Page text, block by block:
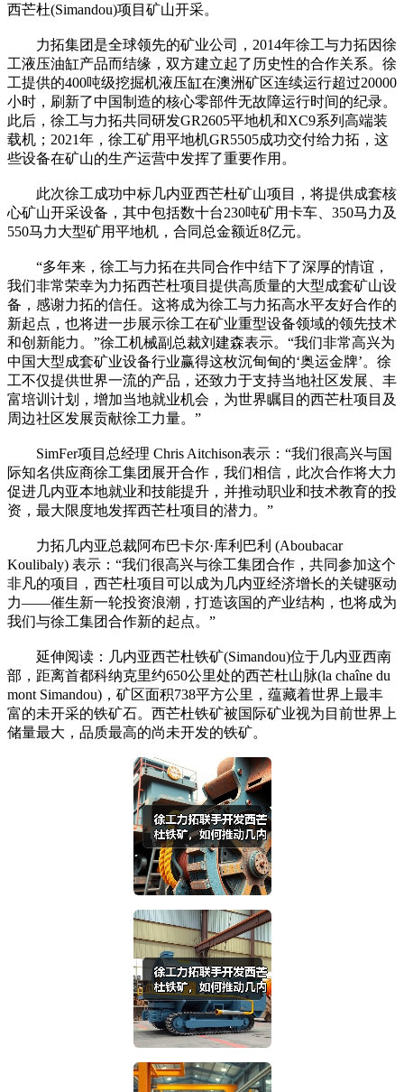
西芒杜(Simandou)项目矿山开采。
力拓集团是全球领先的矿业公司，2014年徐工与力拓因徐
工液压油缸产品而结缘，双方建立起了历史性的合作关系。徐
工提供的400吨级挖掘机液压缸在澳洲矿区连续运行超过20000
小时，刷新了中国制造的核心零部件无故障运行时间的纪录。
此后，徐工与力拓共同研发GR2605平地机和XC9系列高端装
载机；2021年，徐工矿用平地机GR5505成功交付给力拓，这
些设备在矿山的生产运营中发挥了重要作用。
此次徐工成功中标几内亚西芒杜矿山项目，将提供成套核
心矿山开采设备，其中包括数十台230吨矿用卡车、350马力及
550马力大型矿用平地机，合同总金额近8亿元。
“多年来，徐工与力拓在共同合作中结下了深厚的情谊，
我们非常荣幸为力拓西芒杜项目提供高质量的大型成套矿山设
备，感谢力拓的信任。这将成为徐工与力拓高水平友好合作的
新起点，也将进一步展示徐工在矿业重型设备领域的领先技术
和创新能力。”徐工机械副总裁刘建森表示。“我们非常高兴为
中国大型成套矿业设备行业赢得这枚沉甸甸的‘奥运金牌’。徐
工不仅提供世界一流的产品，还致力于支持当地社区发展、丰
富培训计划，增加当地就业机会，为世界瞩目的西芒杜项目及
周边社区发展贡献徐工力量。”
SimFer项目总经理 Chris Aitchison表示：“我们很高兴与国
际知名供应商徐工集团展开合作，我们相信，此次合作将大力
促进几内亚本地就业和技能提升，并推动职业和技术教育的投
资，最大限度地发挥西芒杜项目的潜力。”
力拓几内亚总裁阿布巴卡尔·库利巴利 (Aboubacar
Koulibaly) 表示：“我们很高兴与徐工集团合作，共同参加这个
非凡的项目，西芒杜项目可以成为几内亚经济增长的关键驱动
力——催生新一轮投资浪潮，打造该国的产业结构，也将成为
我们与徐工集团合作新的起点。”
延伸阅读：几内亚西芒杜铁矿(Simandou)位于几内亚西南
部，距离首都科纳克里约650公里处的西芒杜山脉(la chaîne du
mont Simandou)，矿区面积738平方公里，蕴藏着世界上最丰
富的未开采的铁矿石。西芒杜铁矿被国际矿业视为目前世界上
储量最大，品质最高的尚未开发的铁矿。